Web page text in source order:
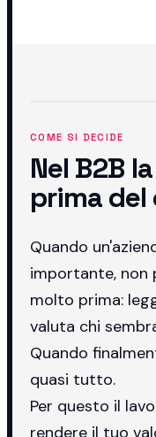
COME SI DECIDE
Nel B2B
prima
Quando
importante, non
molto prima:
valuta chi
Quando
quasi tutto.
Per questo il
rendere il tuo